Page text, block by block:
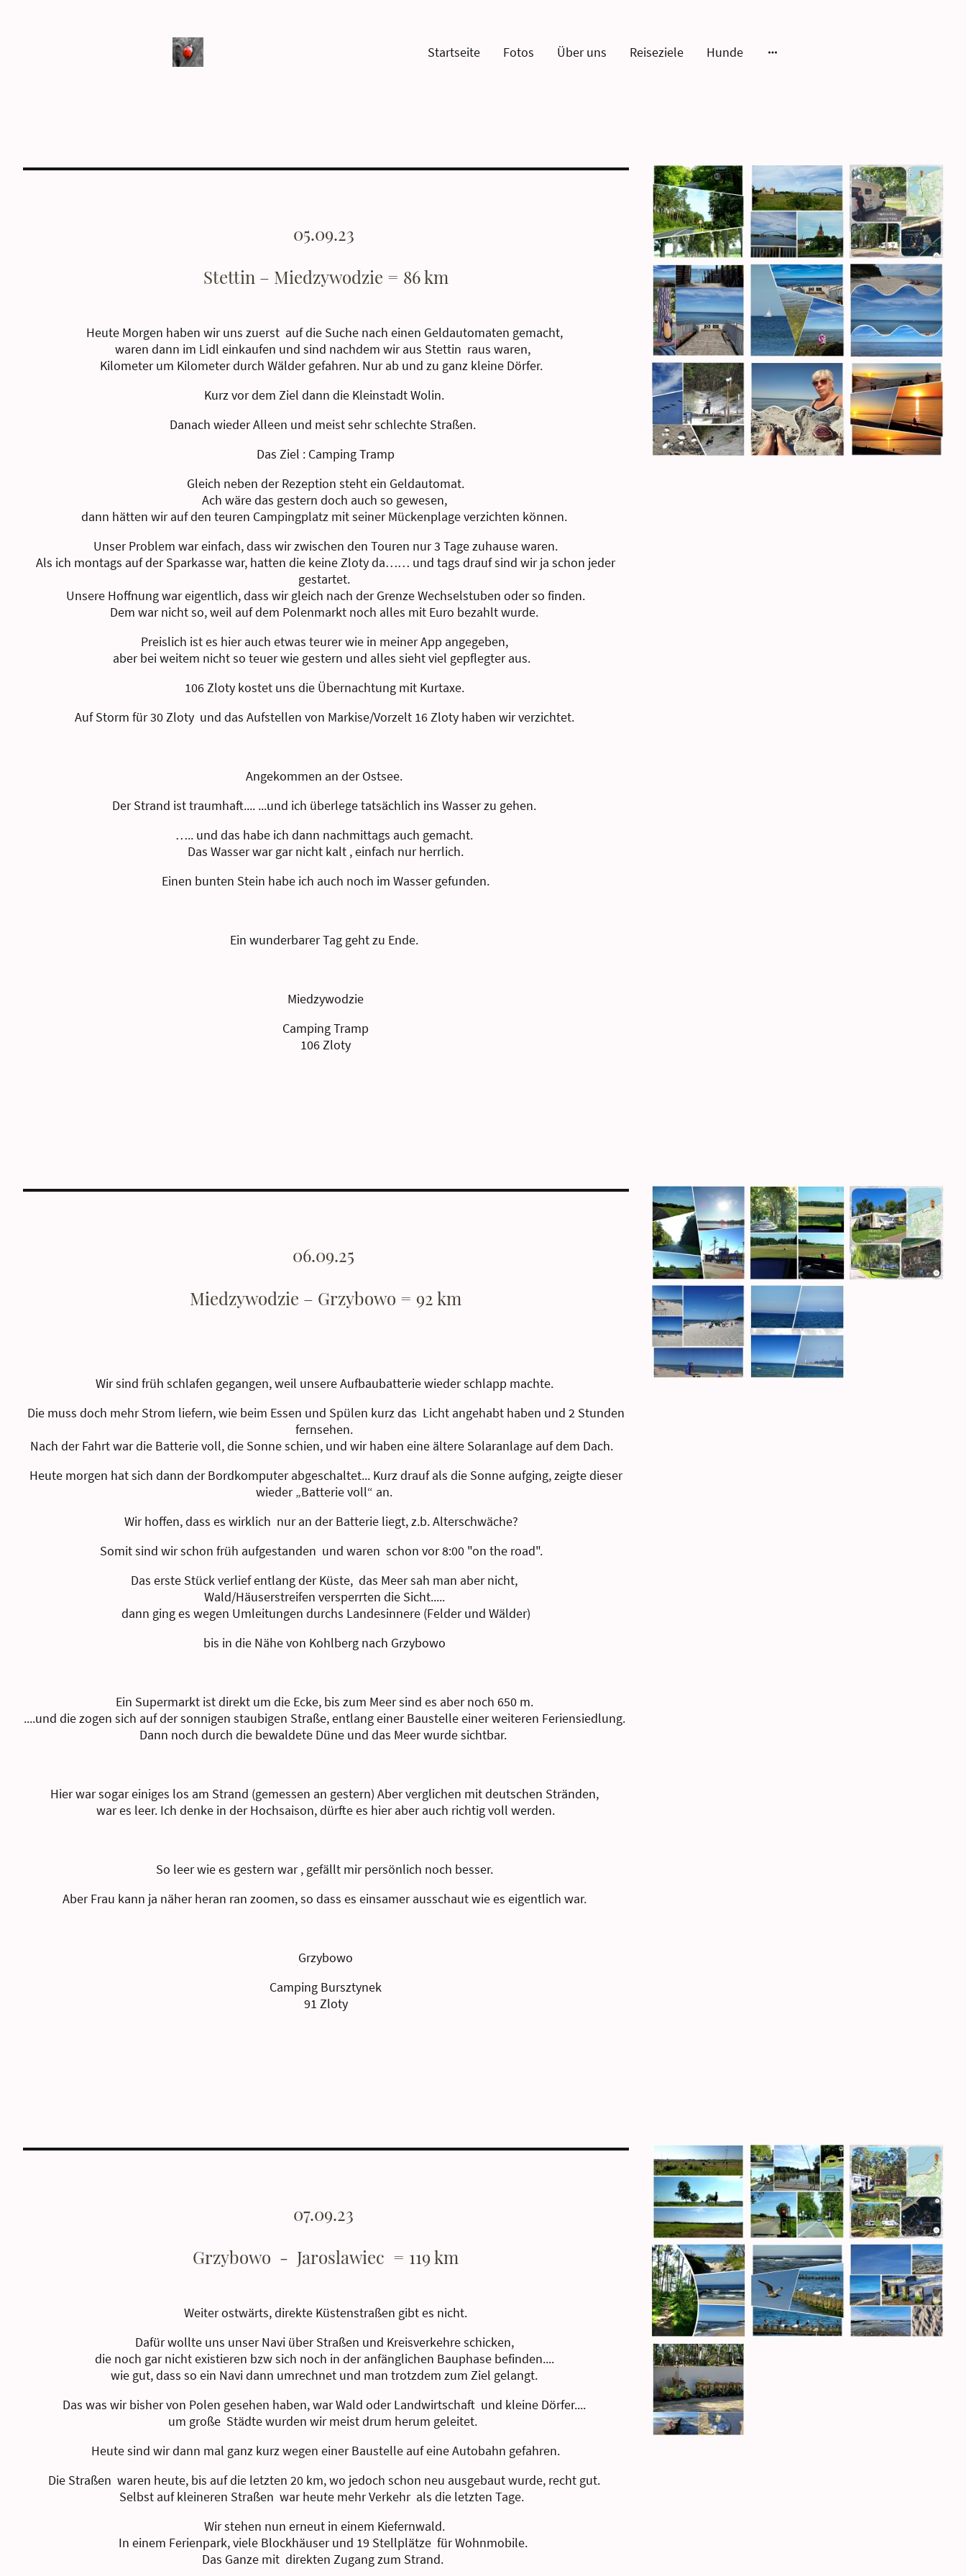
Startseite Fotos Über uns Reiseziele Hunde
05.09.23
Stettin – Miedzywodzie = 86 km
Heute Morgen haben wir uns zuerst auf die Suche nach einen Geldautomaten gemacht,
waren dann im Lidl einkaufen und sind nachdem wir aus Stettin raus waren,
Kilometer um Kilometer durch Wälder gefahren. Nur ab und zu ganz kleine Dörfer.
Kurz vor dem Ziel dann die Kleinstadt Wolin.
Danach wieder Alleen und meist sehr schlechte Straßen.
Das Ziel : Camping Tramp
Gleich neben der Rezeption steht ein Geldautomat.
Ach wäre das gestern doch auch so gewesen,
dann hätten wir auf den teuren Campingplatz mit seiner Mückenplage verzichten können.
Unser Problem war einfach, dass wir zwischen den Touren nur 3 Tage zuhause waren.
Als ich montags auf der Sparkasse war, hatten die keine Zloty da…… und tags drauf sind wir ja schon jeder
gestartet.
Unsere Hoffnung war eigentlich, dass wir gleich nach der Grenze Wechselstuben oder so finden.
Dem war nicht so, weil auf dem Polenmarkt noch alles mit Euro bezahlt wurde.
Preislich ist es hier auch etwas teurer wie in meiner App angegeben,
aber bei weitem nicht so teuer wie gestern und alles sieht viel gepflegter aus.
106 Zloty kostet uns die Übernachtung mit Kurtaxe.
Auf Storm für 30 Zloty und das Aufstellen von Markise/Vorzelt 16 Zloty haben wir verzichtet.
Angekommen an der Ostsee.
Der Strand ist traumhaft.... ...und ich überlege tatsächlich ins Wasser zu gehen.
….. und das habe ich dann nachmittags auch gemacht.
Das Wasser war gar nicht kalt , einfach nur herrlich.
Einen bunten Stein habe ich auch noch im Wasser gefunden.
Ein wunderbarer Tag geht zu Ende.
Miedzywodzie
Camping Tramp
106 Zloty
06.09.25
Miedzywodzie – Grzybowo = 92 km
Wir sind früh schlafen gegangen, weil unsere Aufbaubatterie wieder schlapp machte.
Die muss doch mehr Strom liefern, wie beim Essen und Spülen kurz das Licht angehabt haben und 2 Stunden
fernsehen.
Nach der Fahrt war die Batterie voll, die Sonne schien, und wir haben eine ältere Solaranlage auf dem Dach.
Heute morgen hat sich dann der Bordkomputer abgeschaltet... Kurz drauf als die Sonne aufging, zeigte dieser
wieder „Batterie voll“ an.
Wir hoffen, dass es wirklich nur an der Batterie liegt, z.b. Alterschwäche?
Somit sind wir schon früh aufgestanden und waren schon vor 8:00 "on the road".
Das erste Stück verlief entlang der Küste, das Meer sah man aber nicht,
Wald/Häuserstreifen versperrten die Sicht.....
dann ging es wegen Umleitungen durchs Landesinnere (Felder und Wälder)
bis in die Nähe von Kohlberg nach Grzybowo
Ein Supermarkt ist direkt um die Ecke, bis zum Meer sind es aber noch 650 m.
....und die zogen sich auf der sonnigen staubigen Straße, entlang einer Baustelle einer weiteren Feriensiedlung.
Dann noch durch die bewaldete Düne und das Meer wurde sichtbar.
Hier war sogar einiges los am Strand (gemessen an gestern) Aber verglichen mit deutschen Stränden,
war es leer. Ich denke in der Hochsaison, dürfte es hier aber auch richtig voll werden.
So leer wie es gestern war , gefällt mir persönlich noch besser.
Aber Frau kann ja näher heran ran zoomen, so dass es einsamer ausschaut wie es eigentlich war.
Grzybowo
Camping Bursztynek
91 Zloty
07.09.23
Grzybowo - Jaroslawiec = 119 km
Weiter ostwärts, direkte Küstenstraßen gibt es nicht.
Dafür wollte uns unser Navi über Straßen und Kreisverkehre schicken,
die noch gar nicht existieren bzw sich noch in der anfänglichen Bauphase befinden....
wie gut, dass so ein Navi dann umrechnet und man trotzdem zum Ziel gelangt.
Das was wir bisher von Polen gesehen haben, war Wald oder Landwirtschaft und kleine Dörfer....
um große Städte wurden wir meist drum herum geleitet.
Heute sind wir dann mal ganz kurz wegen einer Baustelle auf eine Autobahn gefahren.
Die Straßen waren heute, bis auf die letzten 20 km, wo jedoch schon neu ausgebaut wurde, recht gut.
Selbst auf kleineren Straßen war heute mehr Verkehr als die letzten Tage.
Wir stehen nun erneut in einem Kiefernwald.
In einem Ferienpark, viele Blockhäuser und 19 Stellplätze für Wohnmobile.
Das Ganze mit direkten Zugang zum Strand.